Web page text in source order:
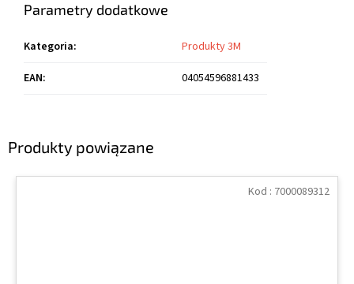
Produkty powiązane
Kod : 7000089312
Parametry dodatkowe
Kategoria:
Produkty 3M
EAN: 04054596881433